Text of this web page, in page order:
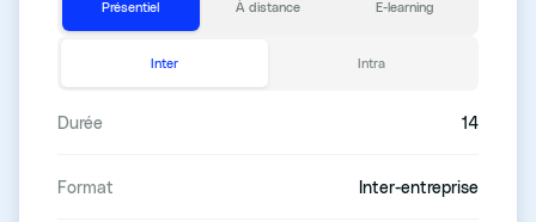
Présentiel À distance E-learning
Inter Intra
Durée 14
Format Inter-entreprise